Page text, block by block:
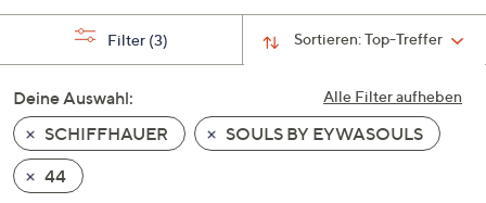
nach
und
nach
unten
oder
wischen
Sie
Sortieren:Top-Treffer
Filter (3)
Alle Filter aufheben
Deine Auswahl:
SCHIFFHAUER
SOULS BY EYWASOULS
44